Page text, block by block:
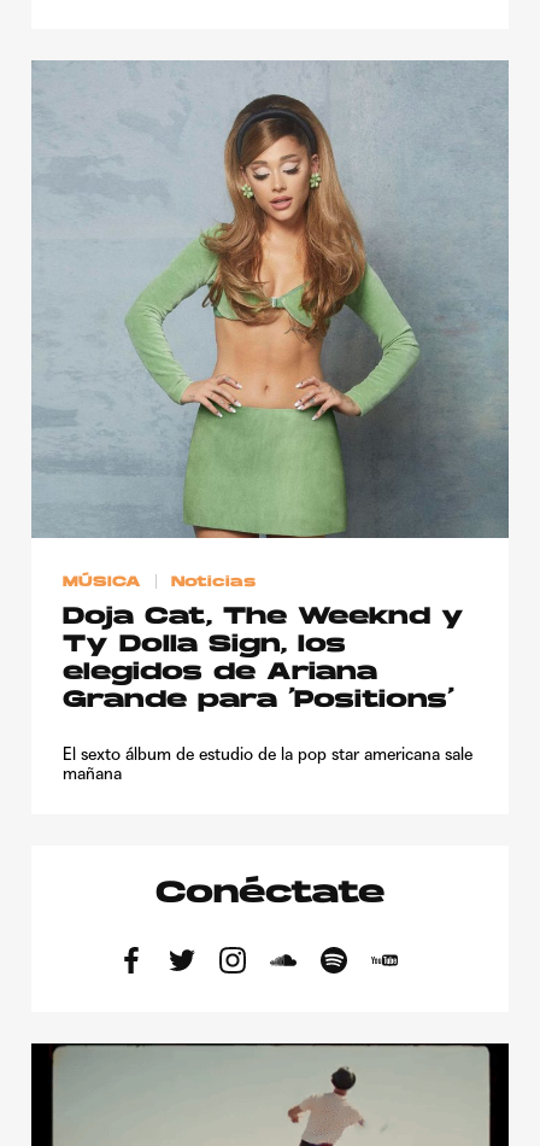
MÚSICA Noticias
Doja Cat, The Weeknd y
Ty Dolla Sign, los
elegidos de Ariana
Grande para ‘Positions’
El sexto álbum de estudio de la pop star americana sale
mañana
Conéctate